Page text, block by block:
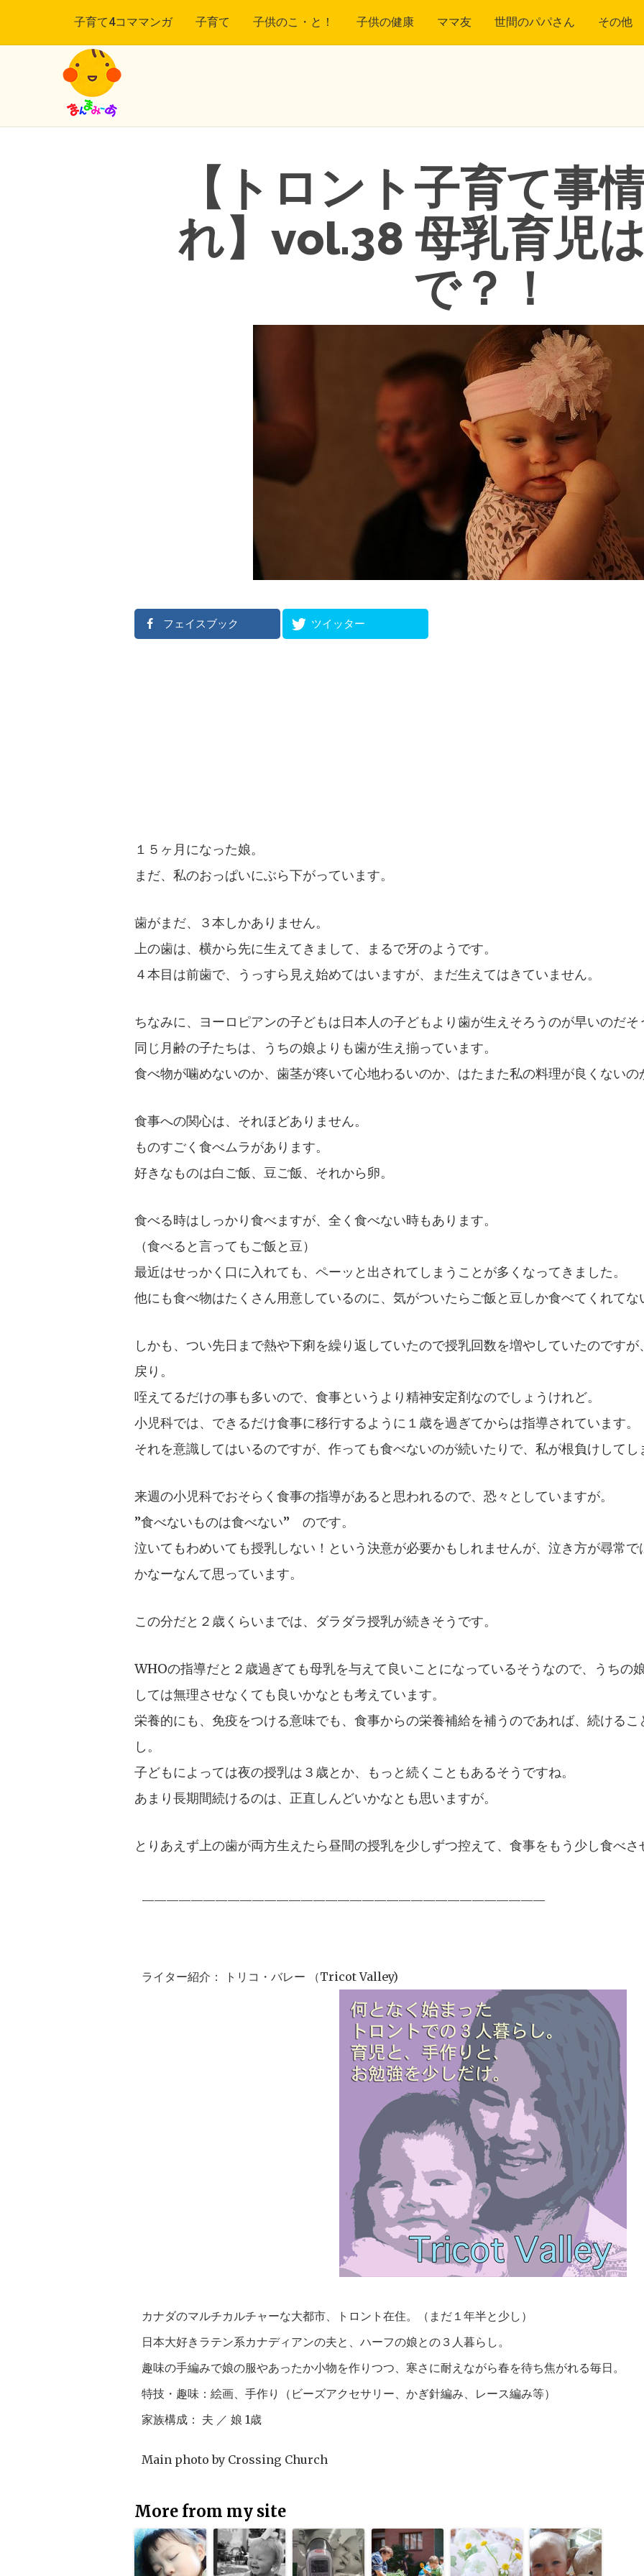
子育て4コママンガ 子育て 子供のこ・と！ 子供の健康 ママ友 世間のパパさん その他
【トロント子育て事
れ】vol.38 母乳育児
で？！
フェイスブック ツイッター
１５ヶ月になった娘。
まだ、私のおっぱいにぶら下がっています。
歯がまだ、３本しかありません。
上の歯は、横から先に生えてきまして、まるで牙のようです。
４本目は前歯で、うっすら見え始めてはいますが、まだ生えてはきていません。
ちなみに、ヨーロピアンの子どもは日本人の子どもより歯が生えそろうのが早いのだそ
同じ月齢の子たちは、うちの娘よりも歯が生え揃っています。
食べ物が噛めないのか、歯茎が疼いて心地わるいのか、はたまた私の料理が良くない
食事への関心は、それほどありません。
ものすごく食べムラがあります。
好きなものは白ご飯、豆ご飯、それから卵。
食べる時はしっかり食べますが、全く食べない時もあります。
（食べると言ってもご飯と豆）
最近はせっかく口に入れても、ペーッと出されてしまうことが多くなってきました。
他にも食べ物はたくさん用意しているのに、気がついたらご飯と豆しか食べてくれてな
しかも、つい先日まで熱や下痢を繰り返していたので授乳回数を増やしていたのです
戻り。
咥えてるだけの事も多いので、食事というより精神安定剤なのでしょうけれど。
小児科では、できるだけ食事に移行するように１歳を過ぎてからは指導されています。
それを意識してはいるのですが、作っても食べないのが続いたりで、私が根負けしてし
来週の小児科でおそらく食事の指導があると思われるので、恐々としていますが。
”食べないものは食べない” のです。
泣いてもわめいても授乳しない！という決意が必要かもしれませんが、泣き方が尋常
かなーなんて思っています。
この分だと２歳くらいまでは、ダラダラ授乳が続きそうです。
WHOの指導だと２歳過ぎても母乳を与えて良いことになっているそうなので、うちの
しては無理させなくても良いかなとも考えています。
栄養的にも、免疫をつける意味でも、食事からの栄養補給を補うのであれば、続ける
し。
子どもによっては夜の授乳は３歳とか、もっと続くこともあるそうですね。
あまり長期間続けるのは、正直しんどいかなとも思いますが。
とりあえず上の歯が両方生えたら昼間の授乳を少しずつ控えて、食事をもう少し食べさ
—————————————————————————————————
ライター紹介： トリコ・バレー （Tricot Valley)
カナダのマルチカルチャーな大都市、トロント在住。（まだ１年半と少し）
日本大好きラテン系カナディアンの夫と、ハーフの娘との３人暮らし。
趣味の手編みで娘の服やあったか小物を作りつつ、寒さに耐えながら春を待ち焦がれる毎日。
特技・趣味：絵画、手作り（ビーズアクセサリー、かぎ針編み、レース編み等）
家族構成： 夫 ／ 娘 1歳
Main photo by Crossing Church
More from my site